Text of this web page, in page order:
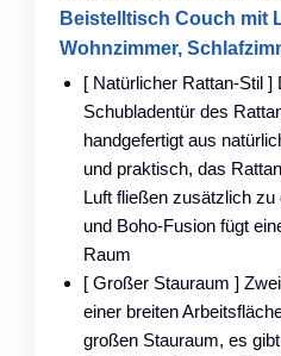
Beistelltisch Couch mit
Wohnzimmer,
[ Natürlicher Rattan-Stil ]
Schubladentür des
handgefertigt aus
und praktisch, das
Luft fließen zusätzlich
und Boho-Fusion fügt
Raum
[ Großer Stauraum ]
einer breiten
großen Stauraum, es